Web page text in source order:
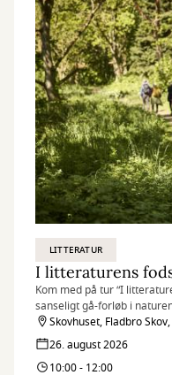
LITTERATUR
Kom med på tur “I
sanseligt gå-forløb i
oplæsninger og fællesskab.
Skovhuset, Fladbro
26. august 2026
10:00 - 12:00